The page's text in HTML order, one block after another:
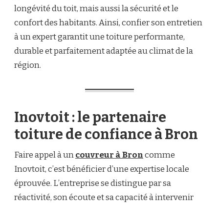
longévité du toit, mais aussi la sécurité et le
confort des habitants. Ainsi, confier son entretien
à un expert garantit une toiture performante,
durable et parfaitement adaptée au climat de la
région.
Inovtoit : le partenaire
toiture de confiance à Bron
Faire appel à uncouvreur à Broncomme
Inovtoit, c’est bénéficier d’une expertise locale
éprouvée. L’entreprise se distingue par sa
réactivité, son écoute et sa capacité à intervenir